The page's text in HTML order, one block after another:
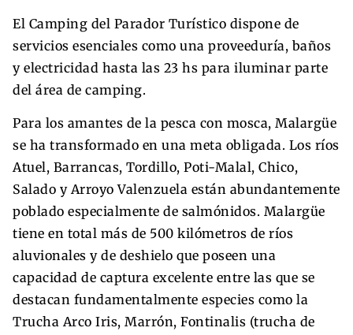
El Camping del Parador Turístico dispone de
servicios esenciales como una proveeduría, baños
y electricidad hasta las 23 hs para iluminar parte
del área de camping.
Para los amantes de la pesca con mosca, Malargüe
se ha transformado en una meta obligada. Los ríos
Atuel, Barrancas, Tordillo, Poti-Malal, Chico,
Salado y Arroyo Valenzuela están abundantemente
poblado especialmente de salmónidos. Malargüe
tiene en total más de 500 kilómetros de ríos
aluvionales y de deshielo que poseen una
capacidad de captura excelente entre las que se
destacan fundamentalmente especies como la
Trucha Arco Iris, Marrón, Fontinalis (trucha de